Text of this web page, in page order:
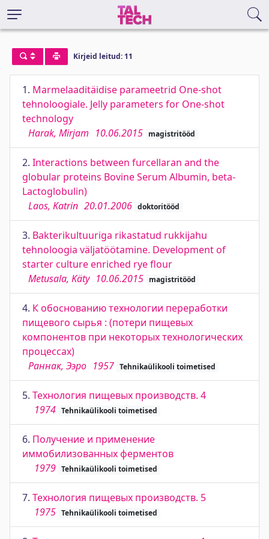
Kirjeid leitud: 11
1. Marmelaaditäidise parameetrid One-shot
tehnoloogiale. Jelly parameters for One-shot
technology
Harak, Mirjam 10.06.2015 magistritööd
2. Interactions between furcellaran and the
globular proteins Bovine Serum Albumin, beta-
Lactoglobulin)
Laos, Katrin 20.01.2006 doktoritööd
3. Bakterikultuuriga rikastatud rukkijahu
tehnoloogia väljatöötamine. Development of
starter culture enriched rye flour
Metusala, Käty 10.06.2015 magistritööd
4. К обоснованию технологии переработки
пищевого сырья : (потери пищевых
компонентов при некоторых технологических
процессах)
Раннак, Ээро 1957 Tehnikaülikooli toimetised
5. Технология пищевых производств. 4
1974 Tehnikaülikooli toimetised
6. Получение и применение
иммобилизованных ферментов
1979 Tehnikaülikooli toimetised
7. Технология пищевых производств. 5
1975 Tehnikaülikooli toimetised